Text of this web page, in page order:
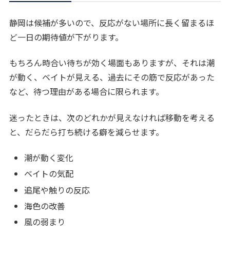
静岡は候補が多いので、反応がない場所に長く留まるほ
ど一日の期待値が下がります。
もちろん時合い待ちが効く場面もありますが、それは潮
が動く、ベイトが見える、過去にその筋で反応があった
など、待つ理由がある場合に限られます。
迷ったときは、次のどれかが見えなければ移動を考える
と、だらだら打ち続ける癖を減らせます。
潮が動く変化
ベイトの気配
追尾や触りの反応
海色の改善
風の弱まり